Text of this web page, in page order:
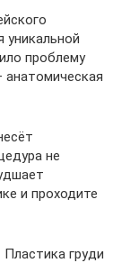
уникальной
проблему
анатомическая
не
и проходите
груди